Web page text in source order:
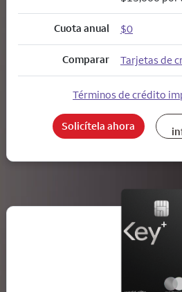
Cuota anual $0
Comparar Tarjetas de
Términos de crédito
Solicítela ahora